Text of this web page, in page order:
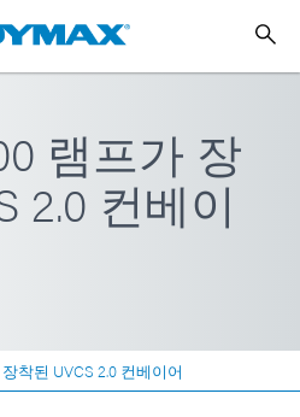
램프가 장
2.0 컨베이
착된 UVCS 2.0 컨베이어